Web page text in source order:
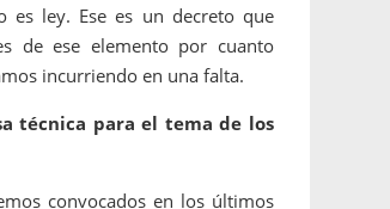
es ley. Ese es un decreto que
de ese elemento por cuanto
incurriendo en una falta.
técnica para el tema de los
convocados en los últimos